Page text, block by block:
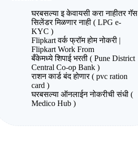
घरबसल्या इ केवायसी करा नाहीतर गॅस
सिलेंडर मिळणार नाही ( LPG e-
KYC )
Flipkart वर्क फ्रॉम होम नोकरी |
Flipkart Work From
बँकेमध्ये शिपाई भरती ( Pune District
Central Co-op Bank )
राशन कार्ड बंद होणार ( pvc ration
card )
घरबसल्या ऑनलाईन नोकरीची संधी (
Medico Hub )